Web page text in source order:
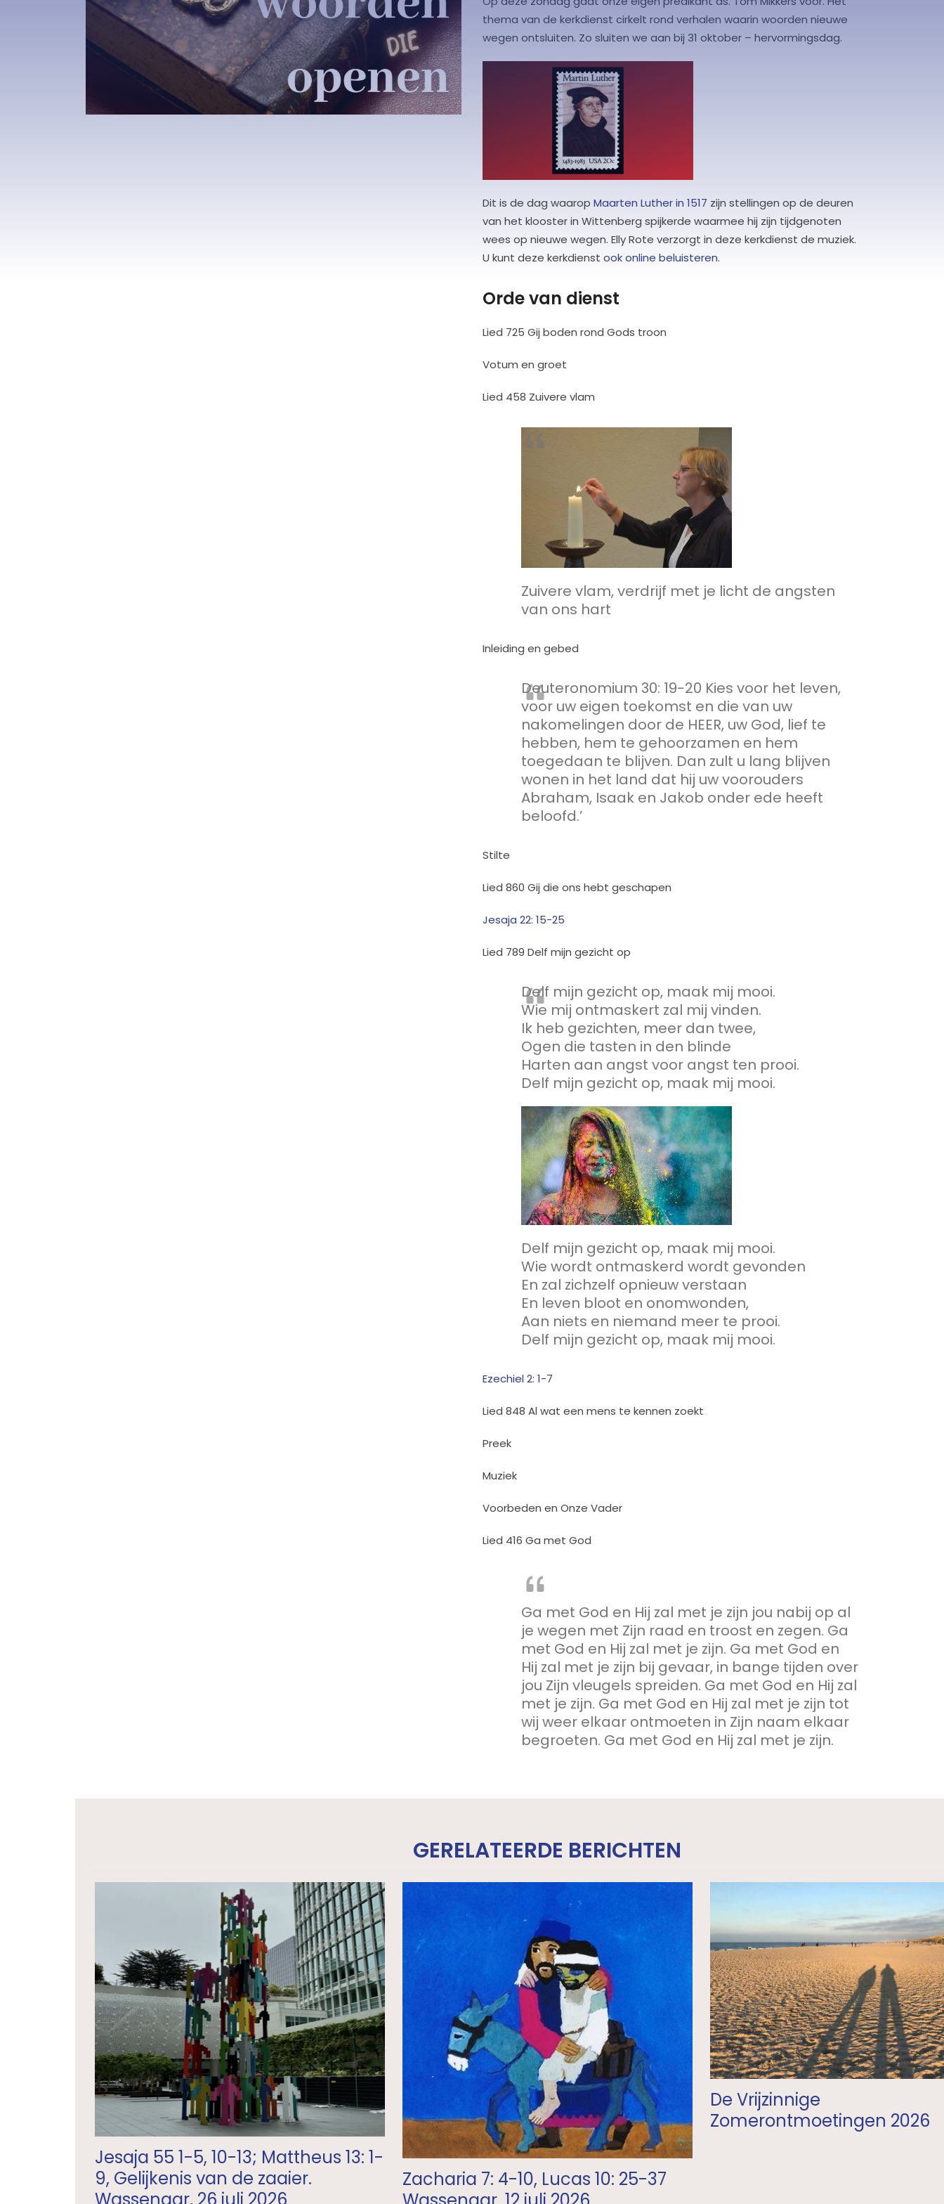
thema van de kerkdienst cirkelt rond verhalen waarin woorden nieuwe
wegen ontsluiten. Zo sluiten we aan bij 31 oktober – hervormingsdag.
Dit is de dag waarop Maarten Luther in 1517 zijn stellingen op de deuren
van het klooster in Wittenberg spijkerde waarmee hij zijn tijdgenoten
wees op nieuwe wegen. Elly Rote verzorgt in deze kerkdienst de muziek.
U kunt deze kerkdienst ook online beluisteren.
Orde van dienst
Lied 725 Gij boden rond Gods troon
Votum en groet
Lied 458 Zuivere vlam
Zuivere vlam, verdrijf met je licht de angsten
van ons hart
Inleiding en gebed
Deuteronomium 30: 19-20 Kies voor het leven,
voor uw eigen toekomst en die van uw
nakomelingen door de HEER, uw God, lief te
hebben, hem te gehoorzamen en hem
toegedaan te blijven. Dan zult u lang blijven
wonen in het land dat hij uw voorouders
Abraham, Isaak en Jakob onder ede heeft
beloofd.’
Stilte
Lied 860 Gij die ons hebt geschapen
Jesaja 22: 15-25
Lied 789 Delf mijn gezicht op
Delf mijn gezicht op, maak mij mooi.
Wie mij ontmaskert zal mij vinden.
Ik heb gezichten, meer dan twee,
Ogen die tasten in den blinde
Harten aan angst voor angst ten prooi.
Delf mijn gezicht op, maak mij mooi.
Delf mijn gezicht op, maak mij mooi.
Wie wordt ontmaskerd wordt gevonden
En zal zichzelf opnieuw verstaan
En leven bloot en onomwonden,
Aan niets en niemand meer te prooi.
Delf mijn gezicht op, maak mij mooi.
Ezechiel 2: 1-7
Lied 848 Al wat een mens te kennen zoekt
Preek
Muziek
Voorbeden en Onze Vader
Lied 416 Ga met God
Ga met God en Hij zal met je zijn jou nabij op al
je wegen met Zijn raad en troost en zegen. Ga
met God en Hij zal met je zijn. Ga met God en
Hij zal met je zijn bij gevaar, in bange tijden over
jou Zijn vleugels spreiden. Ga met God en Hij zal
met je zijn. Ga met God en Hij zal met je zijn tot
wij weer elkaar ontmoeten in Zijn naam elkaar
begroeten. Ga met God en Hij zal met je zijn.
GERELATEERDE BERICHTEN
Jesaja 55 1-5, 10-13; Mattheus 13: 1-
9, Gelijkenis van de zaaier.
Zacharia 7: 4-10, Lucas 10: 25-37
De Vrijzinnige
Zomerontmoetingen 2026